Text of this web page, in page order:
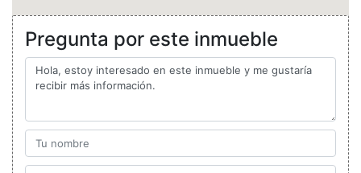
Pregunta por este inmueble